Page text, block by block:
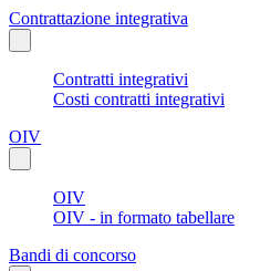
Contrattazione integrativa
Contratti integrativi
Costi contratti integrativi
OIV
OIV
OIV - in formato tabellare
Bandi di concorso